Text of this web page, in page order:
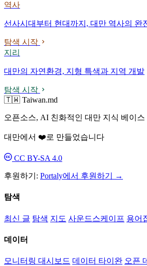
역사
선사시대부터 현대까지, 대만 역사의 완
탐색 시작
지리
대만의 자연환경, 지형 특색과 지역 개발
탐색 시작
🇹🇼 Taiwan.md
오픈소스, AI 친화적인 대만 지식 베이스
대만에서 ❤️로 만들었습니다
CC BY-SA 4.0
후원하기: Portaly에서 후원하기 →
탐색
최신 글 탐색 지도 사운드스케이프 용어
데이터
모니터링 대시보드 데이터 타이완 오픈